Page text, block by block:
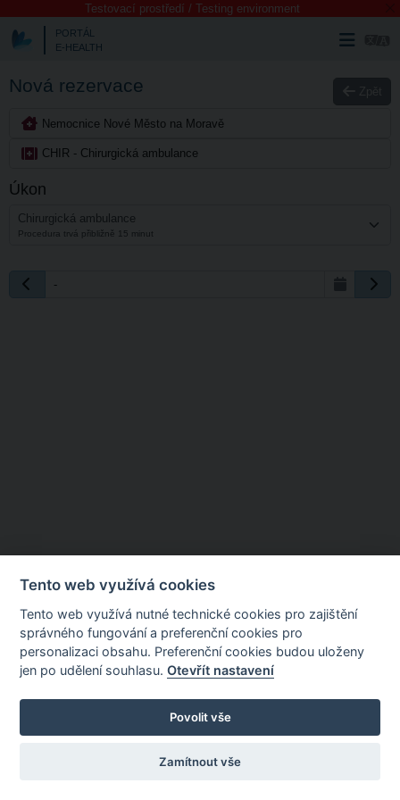
Testovací prostředí / Testing environment
PORTÁL
E-HEALTH
Nová rezervace
Nemocnice Nové Město na Moravě
CHIR - Chirurgická ambulance
Úkon
Chirurgická ambulance
Procedura trvá přibližně 15 minut
-
Tento web využívá cookies
Tento web využívá nutné technické cookies pro zajištění
správného fungování a preferenční cookies pro
personalizaci obsahu. Preferenční cookies budou uloženy
jen po udělení souhlasu.Otevřít nastavení
Povolit vše
Zamítnout vše